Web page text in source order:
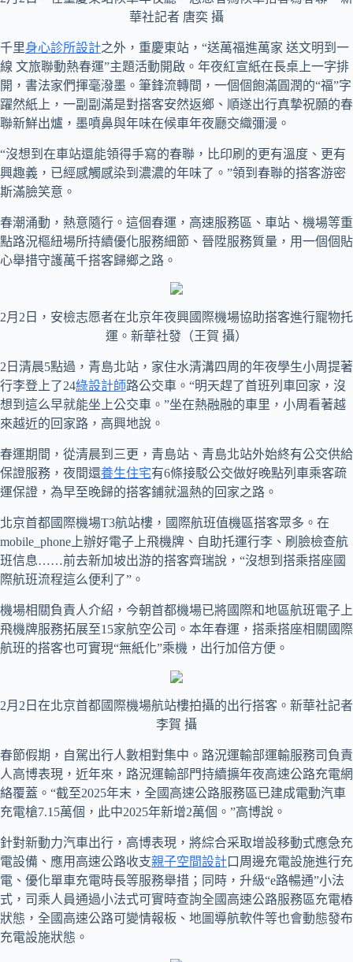
華社記者 唐奕 攝
千里身心診所設計之外，重慶東站，“送萬福進萬家 送文明到一
線 文旅聯動熱春運”主題活動開啟。年夜紅宣紙在長桌上一字排
開，書法家們揮毫潑墨。筆鋒流轉間，一個個飽滿圓潤的“福”字
躍然紙上，一副副滿是對搭客安然返鄉、順遂出行真摯祝願的春
聯新鮮出爐，墨噴鼻與年味在候車年夜廳交織彌漫。
“沒想到在車站還能領得手寫的春聯，比印刷的更有溫度、更有
興趣義，已經感觸感染到濃濃的年味了。”領到春聯的搭客游密
斯滿臉笑意。
春潮涌動，熱意隨行。這個春運，高速服務區、車站、機場等重
點路況樞紐場所持續優化服務細節、晉陞服務質量，用一個個貼
心舉措守護萬千搭客歸鄉之路。
2月2日，安檢志愿者在北京年夜興國際機場協助搭客進行寵物托
運。新華社發（王賀 攝）
2日清晨5點過，青島北站，家住水清溝四周的年夜學生小周提著
行李登上了24綠設計師路公交車。“明天趕了首班列車回家，沒
想到這么早就能坐上公交車。”坐在熱融融的車里，小周看著越
來越近的回家路，高興地說。
春運期間，從清晨到三更，青島站、青島北站外始終有公交供給
保證服務，夜間還養生住宅有6條接駁公交做好晚點列車乘客疏
運保證，為早至晚歸的搭客鋪就溫熱的回家之路。
北京首都國際機場T3航站樓，國際航班值機區搭客眾多。在
mobile_phone上辦好電子上飛機牌、自助托運行李、刷臉檢查航
班信息……前去新加坡出游的搭客齊瑞說，“沒想到搭乘搭座國
際航班流程這么便利了”。
機場相關負責人介紹，今朝首都機場已將國際和地區航班電子上
飛機牌服務拓展至15家航空公司。本年春運，搭乘搭座相關國際
航班的搭客也可實現“無紙化”乘機，出行加倍方便。
2月2日在北京首都國際機場航站樓拍攝的出行搭客。新華社記者
李賀 攝
春節假期，自駕出行人數相對集中。路況運輸部運輸服務司負責
人高博表現，近年來，路況運輸部門持續擴年夜高速公路充電網
絡覆蓋。“截至2025年末，全國高速公路服務區已建成電動汽車
充電槍7.15萬個，此中2025年新增2萬個。”高博說。
針對新動力汽車出行，高博表現，將綜合采取增設移動式應急充
電設備、應用高速公路收支親子空間設計口周邊充電設施進行充
電、優化單車充電時長等服務舉措；同時，升級“e路暢通”小法
式，司乘人員通過小法式可實時查詢全國高速公路服務區充電樁
狀態，全國高速公路可變情報板、地圖導航軟件等也會動態發布
充電設施狀態。